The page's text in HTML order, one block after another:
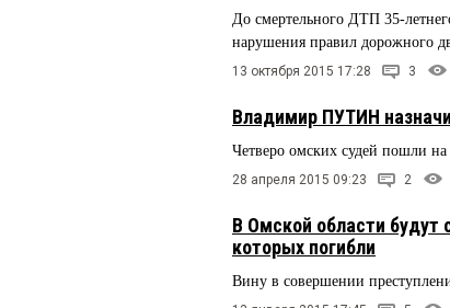
До смертельного ДТП 35-
нарушения правил дорожного
13 октября 2015 17:28 3
Владимир ПУТИН
Четверо омских судей пошли
28 апреля 2015 09:23 2
В Омской области будут
которых погибли
Вину в совершении